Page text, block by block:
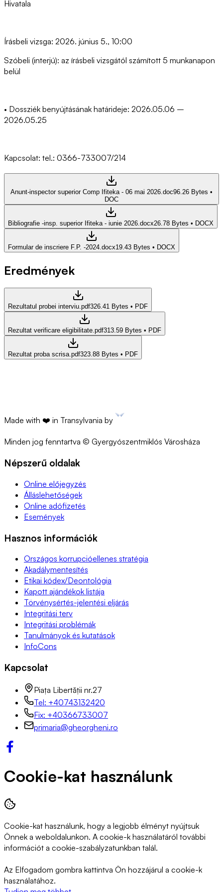
Hivatala
Írásbeli vizsga: 2026. június 5., 10:00
Szóbeli (interjú): az írásbeli vizsgától számított 5 munkanapon
belül
• Dossziék benyújtásának határideje: 2026.05.06 –
2026.05.25
Kapcsolat: tel.: 0366-733007/214
Anunt-inspector superior Comp Ifiteka - 06 mai 2026.doc96.26 Bytes •
DOC
Bibliografie -insp. superior Ifiteka - iunie 2026.docx26.78 Bytes • DOCX
Formular de inscriere F.P. -2024.docx19.43 Bytes • DOCX
Eredmények
Rezultatul probei interviu.pdf326.41 Bytes • PDF
Rezultat verificare eligibilitate.pdf313.59 Bytes • PDF
Rezultat proba scrisa.pdf323.88 Bytes • PDF
Made with ❤️ in Transylvania by
Minden jog fenntartva © Gyergyószentmiklós Városháza
Népszerű oldalak
Online előjegyzés
Álláslehetőségek
Online adófizetés
Események
Hasznos információk
Országos korrupcióellenes stratégia
Akadálymentesítés
Etikai kódex/Deontológia
Kapott ajándékok listája
Törvénysértés-jelentési eljárás
Integritási terv
Integritási problémák
Tanulmányok és kutatások
InfoCons
Kapcsolat
Piața Libertății nr.27
Tel: +40743132420
Fix: +40366733007
primaria@gheorgheni.ro
Cookie-kat használunk
Cookie-kat használunk, hogy a legjobb élményt nyújtsuk
Önnek a weboldalunkon. A cookie-k használatáról további
információt a cookie-szabályzatunkban talál.
Az Elfogadom gombra kattintva Ön hozzájárul a cookie-k
használatához.